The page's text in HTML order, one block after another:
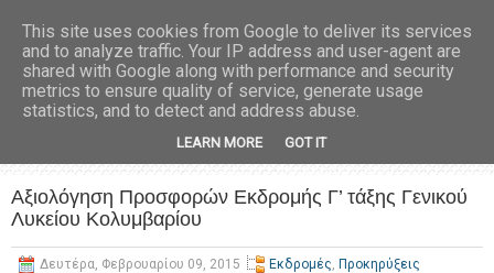
Αξιολόγηση Προσφορών Εκδρομής Γ’ τάξης Γενικού
Λυκείου Κολυμβαρίου
Δευτέρα, Φεβρουαρίου 09, 2015 Εκδρομές, Προκηρύξεις
This site uses cookies from Google to deliver its services
and to analyze traffic. Your IP address and user-agent are
shared with Google along with performance and security
metrics to ensure quality of service, generate usage
statistics, and to detect and address abuse.
LEARN MORE GOT IT